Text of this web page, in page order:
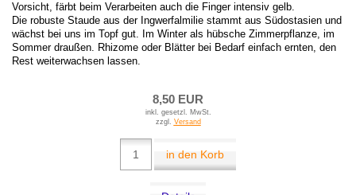
Vorsicht, färbt beim Verarbeiten auch die Finger intensiv gelb.
Die robuste Staude aus der Ingwerfalmilie stammt aus Südostasien und
wächst bei uns im Topf gut. Im Winter als hübsche Zimmerpflanze, im
Sommer draußen. Rhizome oder Blätter bei Bedarf einfach ernten, den
Rest weiterwachsen lassen.
8,50 EUR
inkl. gesetzl. MwSt.
zzgl. Versand
in den Korb